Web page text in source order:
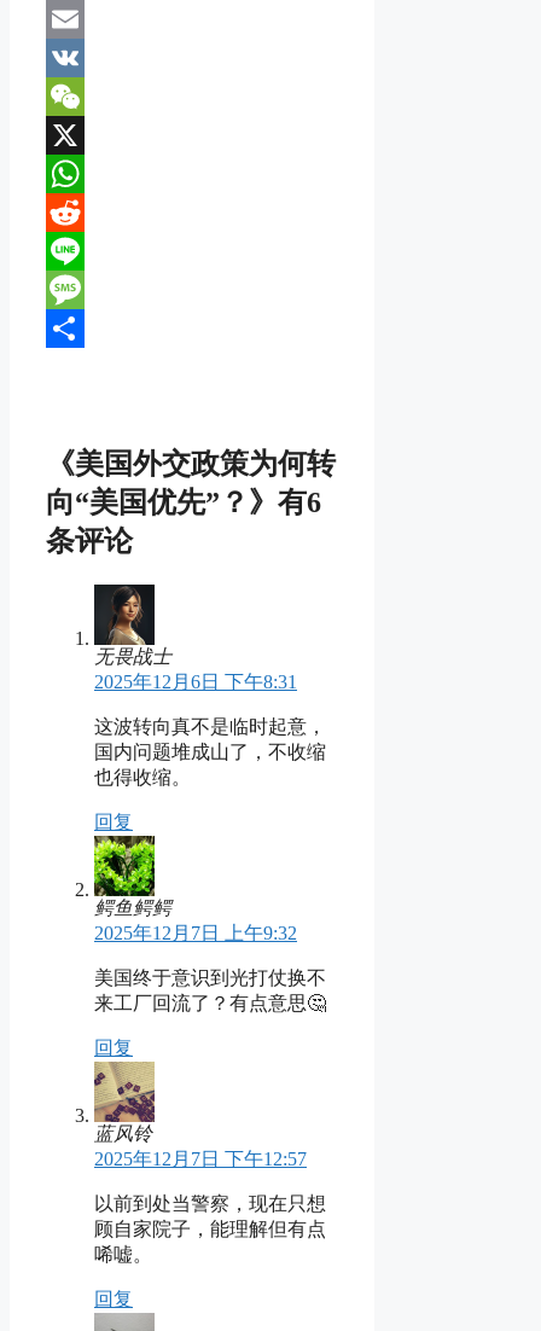
Mastodon
Email
VK
WeChat
X
WhatsApp
Reddit
Line
Message
《美国外交政策为何转
向“美国优先”？》有6
条评论
无畏战士
2025年12月6日 下午8:31
这波转向真不是临时起意，
国内问题堆成山了，不收缩
也得收缩。
回复
鳄鱼鳄鳄
2025年12月7日 上午9:32
美国终于意识到光打仗换不
来工厂回流了？有点意思🤔
回复
蓝风铃
2025年12月7日 下午12:57
以前到处当警察，现在只想
顾自家院子，能理解但有点
唏嘘。
回复